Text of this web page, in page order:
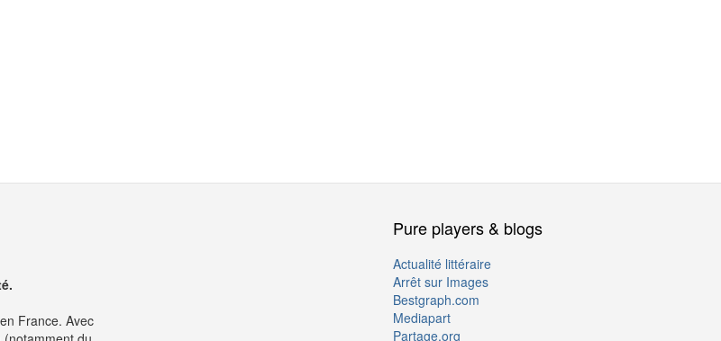
France. Avec
Pure players & blogs
Actualité littéraire
Arrêt sur Images
Bestgraph.com
Mediapart
Partage.org